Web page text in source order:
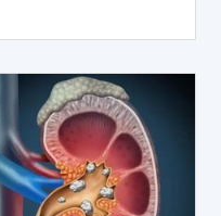
nhân tiểu ra máu